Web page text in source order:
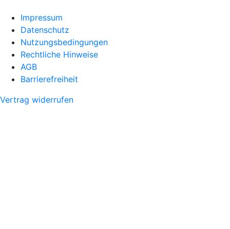
Impressum
Datenschutz
Nutzungsbedingungen
Rechtliche Hinweise
AGB
Barrierefreiheit
Vertrag widerrufen